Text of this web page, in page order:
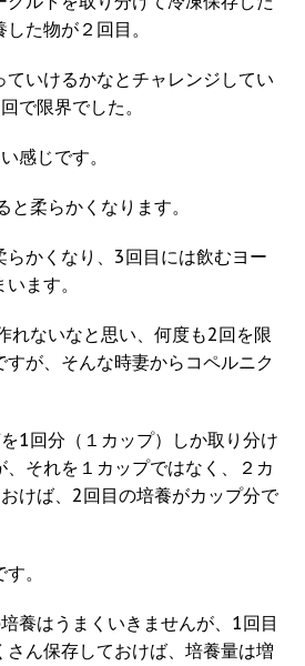
た物が２回目。
ていけるかなとチャレンジしてい
で限界でした。
感じです。
柔らかくなります。
らかくなり、3回目には飲むヨー
ます。
れないなと思い、何度も2回を限
が、そんな時妻からコペルニク
1回分（１カップ）しか取り分け
それを１カップではなく、２カ
けば、2回目の培養がカップ分で
。
養はうまくいきませんが、1回目
ん保存しておけば、培養量は増